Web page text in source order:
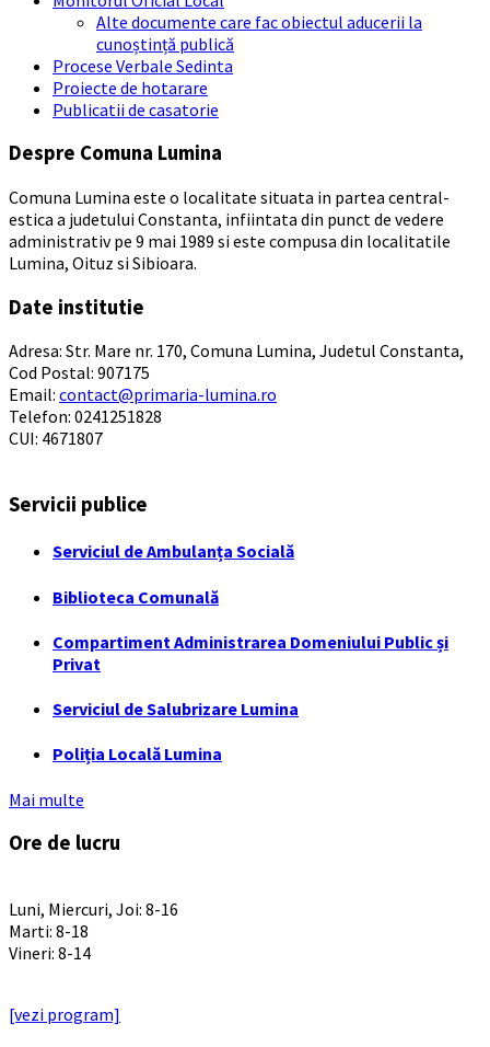
Alte documente care fac obiectul aducerii la
cunoștință publică
Procese Verbale Sedinta
Proiecte de hotarare
Publicatii de casatorie
Despre Comuna Lumina
Comuna Lumina este o localitate situata in partea central-
estica a judetului Constanta, infiintata din punct de vedere
administrativ pe 9 mai 1989 si este compusa din localitatile
Lumina, Oituz si Sibioara.
Date institutie
Adresa: Str. Mare nr. 170, Comuna Lumina, Judetul Constanta,
Cod Postal: 907175
Email: contact@primaria-lumina.ro
Telefon: 0241251828
CUI: 4671807
Servicii publice
Serviciul de Ambulanța Socială
Biblioteca Comunală
Compartiment Administrarea Domeniului Public și
Privat
Serviciul de Salubrizare Lumina
Poliția Locală Lumina
Mai multe
Ore de lucru
Luni, Miercuri, Joi: 8-16
Marti: 8-18
Vineri: 8-14
[vezi program]